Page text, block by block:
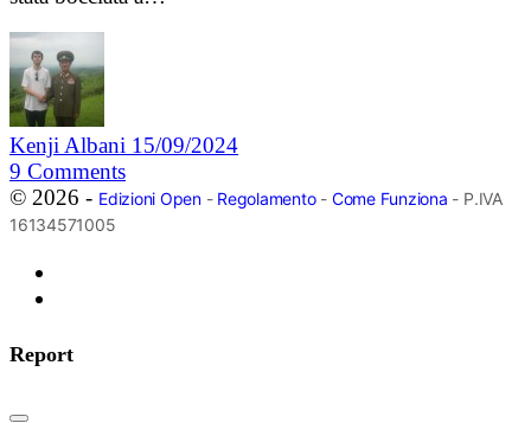
Kenji Albani 15/09/2024
9 Comments
© 2026 - Edizioni Open- Regolamento- Come Funziona - P.IVA
16134571005
Report